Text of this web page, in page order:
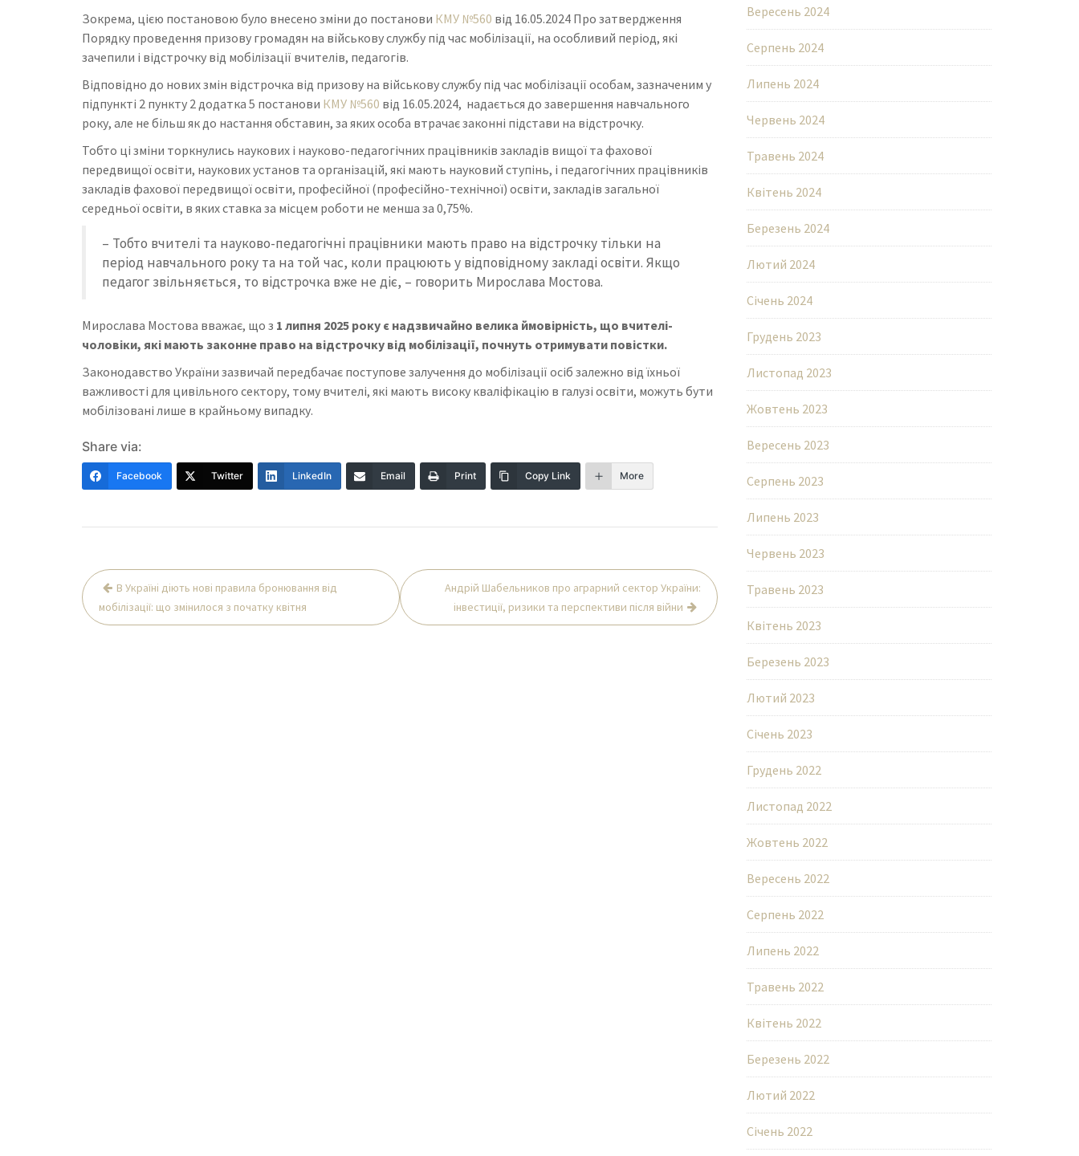
Зокрема, цією постановою було внесено зміни до постанови КМУ №560 від 16.05.2024 Про затвердження
Порядку проведення призову громадян на військову службу під час мобілізації, на особливий період, які
зачепили і відстрочку від мобілізації вчителів, педагогів.
Відповідно до нових змін відстрочка від призову на військову службу під час мобілізації особам, зазначеним у
підпункті 2 пункту 2 додатка 5 постанови КМУ №560 від 16.05.2024, надається до завершення навчального
року, але не більш як до настання обставин, за яких особа втрачає законні підстави на відстрочку.
Тобто ці зміни торкнулись наукових і науково-педагогічних працівників закладів вищої та фахової
передвищої освіти, наукових установ та організацій, які мають науковий ступінь, і педагогічних працівників
закладів фахової передвищої освіти, професійної (професійно-технічної) освіти, закладів загальної
середньої освіти, в яких ставка за місцем роботи не менша за 0,75%.
– Тобто вчителі та науково-педагогічні працівники мають право на відстрочку тільки на
період навчального року та на той час, коли працюють у відповідному закладі освіти. Якщо
педагог звільняється, то відстрочка вже не діє, – говорить Мирослава Мостова.
Мирослава Мостова вважає, що з 1 липня 2025 року є надзвичайно велика ймовірність, що вчителі-
чоловіки, які мають законне право на відстрочку від мобілізації, почнуть отримувати повістки.
Законодавство України зазвичай передбачає поступове залучення до мобілізації осіб залежно від їхньої
важливості для цивільного сектору, тому вчителі, які мають високу кваліфікацію в галузі освіти, можуть бути
мобілізовані лише в крайньому випадку.
Share via:
Facebook Twitter LinkedIn Email Print Copy Link More
Навігація
записів
В Україні діють нові правила бронювання від
мобілізації: що змінилося з початку квітня
Андрій Шабельников про аграрний сектор України:
інвестиції, ризики та перспективи після війни
Вересень 2024
Серпень 2024
Липень 2024
Червень 2024
Травень 2024
Квітень 2024
Березень 2024
Лютий 2024
Січень 2024
Грудень 2023
Листопад 2023
Жовтень 2023
Вересень 2023
Серпень 2023
Липень 2023
Червень 2023
Травень 2023
Квітень 2023
Березень 2023
Лютий 2023
Січень 2023
Грудень 2022
Листопад 2022
Жовтень 2022
Вересень 2022
Серпень 2022
Липень 2022
Травень 2022
Квітень 2022
Березень 2022
Лютий 2022
Січень 2022